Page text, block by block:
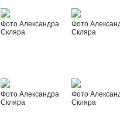
Фото Александра
Скляра
Фото
Скляра
Фото Александра
Скляра
Фото
Скляра